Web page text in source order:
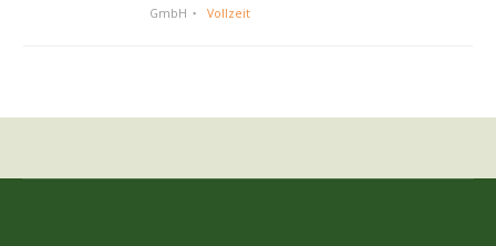
GmbH Vollzeit